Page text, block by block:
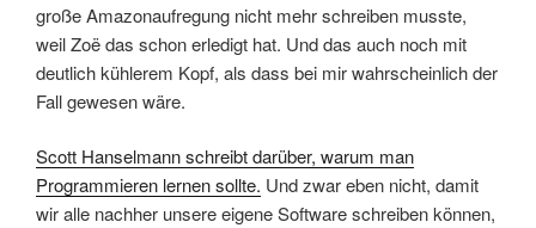
große Amazonaufregung nicht mehr schreiben musste,
weil Zoë das schon erledigt hat. Und das auch noch mit
deutlich kühlerem Kopf, als dass bei mir wahrscheinlich der
Fall gewesen wäre.
Scott Hanselmann schreibt darüber, warum man
Programmieren lernen sollte. Und zwar eben nicht, damit
wir alle nachher unsere eigene Software schreiben können,